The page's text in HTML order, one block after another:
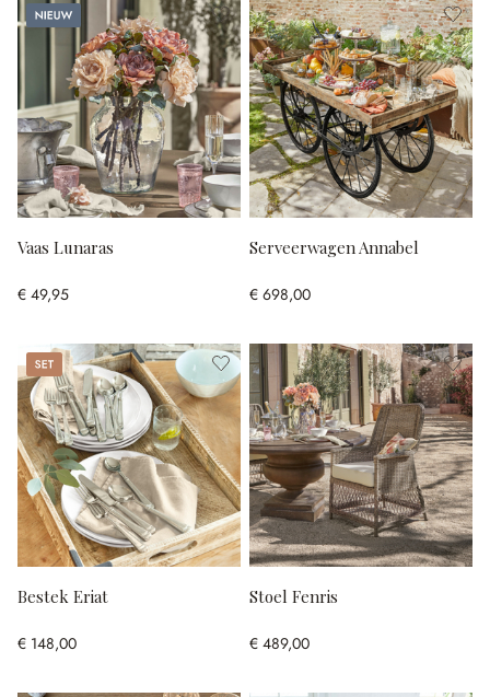
Nieuw
Vaas Lunaras
€ 49,95
Serveerwagen Annabel
€ 698,00
Set
Bestek Eriat
€ 148,00
Stoel Fenris
€ 489,00